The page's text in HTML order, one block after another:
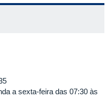
a sexta-feira das 07:30 às